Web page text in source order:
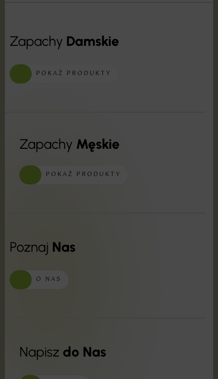
Zapachy Damskie
POKAŻ PRODUKTY
Zapachy Męskie
POKAŻ PRODUKTY
Poznaj Nas
O NAS
Napisz do Nas